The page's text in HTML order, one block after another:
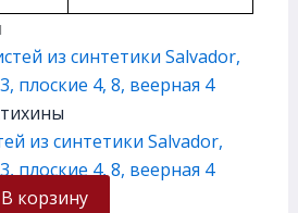
из синтетики Salvador,
плоские 4, 8, веерная 4
В корзину